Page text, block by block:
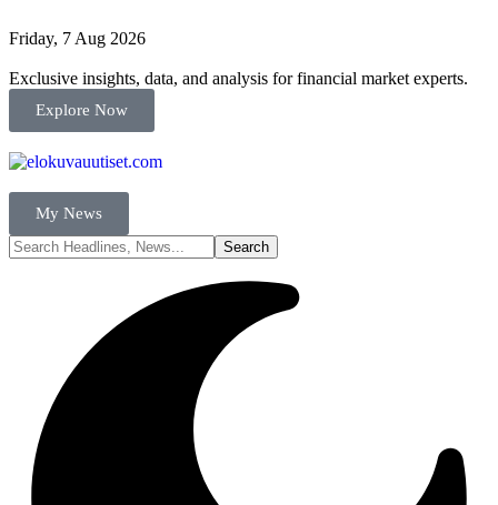
Friday, 7 Aug 2026
Exclusive insights, data, and analysis for financial market experts.
Explore Now
My News